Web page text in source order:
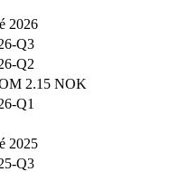
2026
Q3
Q2
2.15 NOK
Q1
2025
Q3